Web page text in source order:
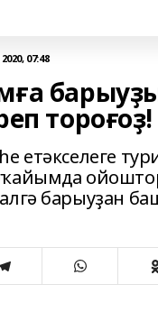
07:48
тороғоҙ!
етәкселеге
барыуҙан